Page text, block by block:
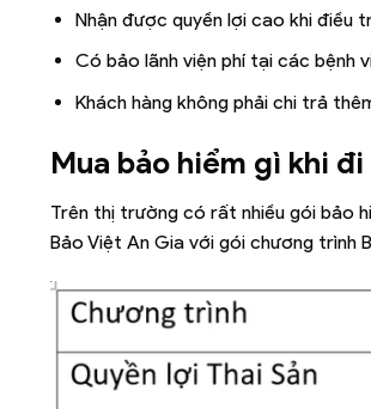
Nhận được quyền lợi cao khi điều
Có bảo lãnh viện phí tại các bệnh
Khách hàng không phải chi trả
Mua bảo hiểm gì khi
Trên thị trường có rất nhiều gói bảo
Bảo Việt An Gia với gói chương trình